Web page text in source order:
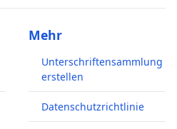
Mehr
Unterschriftensammlung
erstellen
Datenschutzrichtlinie